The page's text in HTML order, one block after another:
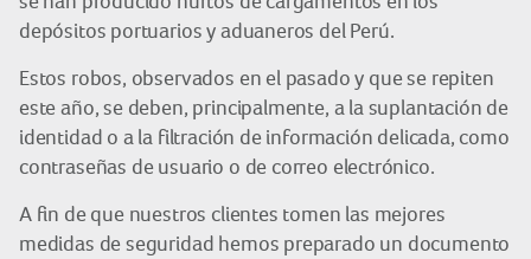
depósitos portuarios y aduaneros del Perú.
Estos robos, observados en el pasado y que se repiten
este año, se deben, principalmente, a la suplantación de
identidad o a la filtración de información delicada, como
contraseñas de usuario o de correo electrónico.
A fin de que nuestros clientes tomen las mejores
medidas de seguridad hemos preparado un documento